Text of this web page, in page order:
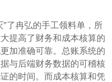
”了冉弘的手工领料单，所
提高了财务和成本核算的
加准确可靠。总账系统的
与后端财务数据的可稽核
的时间。而成本核算和凭